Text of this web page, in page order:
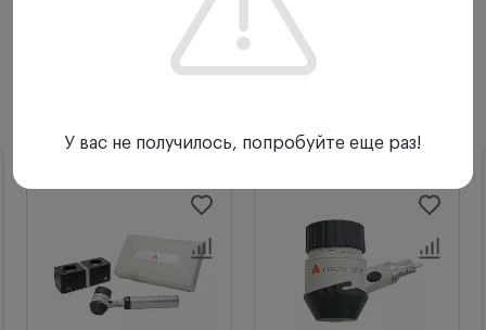
У вас не получилось, попробуйте еще раз!